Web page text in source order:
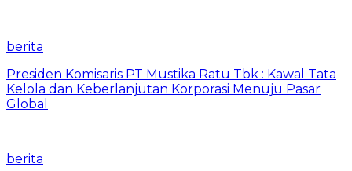
berita
Presiden Komisaris PT Mustika Ratu Tbk : Kawal Tata
Kelola dan Keberlanjutan Korporasi Menuju Pasar
Global
berita